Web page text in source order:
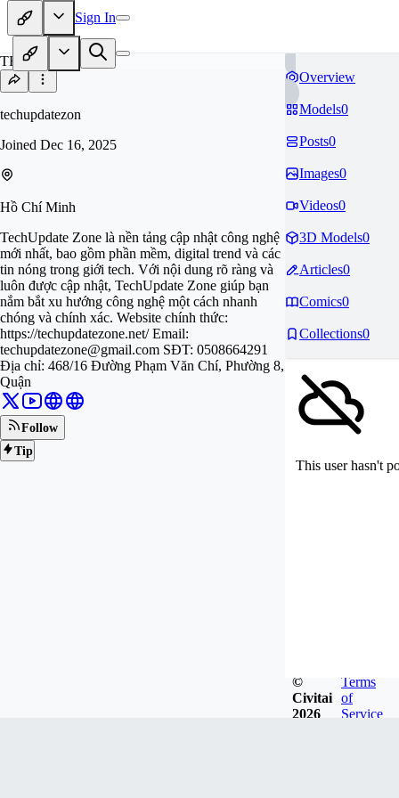
Sign In
TE
techupdatezon
Joined Dec 16, 2025
Hồ Chí Minh
TechUpdate Zone là nền tảng cập nhật công nghệ
mới nhất, bao gồm phần mềm, digital trend và các
tin nóng trong giới tech. Với nội dung rõ ràng và
luôn được cập nhật, TechUpdate Zone giúp bạn
nắm bắt xu hướng công nghệ một cách nhanh
chóng và chính xác. Website chính thức:
https://techupdatezone.net/ Email:
techupdatezone@gmail.com SĐT: 0508664291
Địa chỉ: 468/16 Đường Phạm Văn Chí, Phường 8,
Quận
Follow
Tip
Overview
Models0
Posts0
Images0
Videos0
3D Models0
Articles0
Comics0
Collections0
This user hasn't
©
Civitai
2026
Terms
of
Service